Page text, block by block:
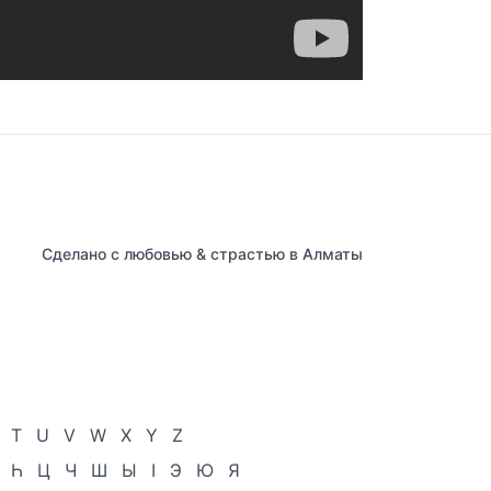
Сделано с любовью & страстью в Алматы
T U V W X Y
Z
Һ Ц Ч Ш Ы І Э Ю Я